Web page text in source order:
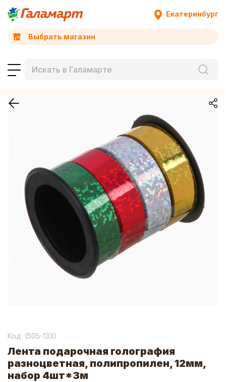
Екатеринбург
Выбрать магазин
Код: (505-133)
Лента подарочная голография
разноцветная, полипропилен, 12мм,
набор 4шт*3м